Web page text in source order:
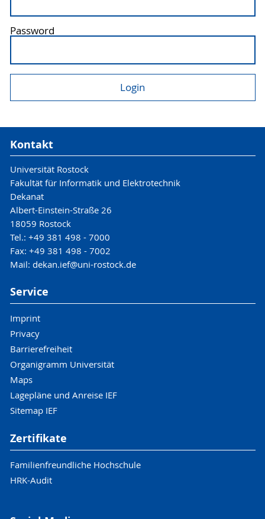
Password
Kontakt
Universität Rostock
Fakultät für Informatik und Elektrotechnik
Dekanat
Albert-Einstein-Straße 26
18059 Rostock
Tel.: +49 381 498 - 7000
Fax: +49 381 498 - 7002
Mail: dekan.ief@uni-rostock.de
Service
Imprint
Privacy
Barrierefreiheit
Organigramm Universität
Maps
Lagepläne und Anreise IEF
Sitemap IEF
Zertifikate
Familienfreundliche Hochschule
HRK-Audit